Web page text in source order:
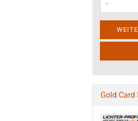
Gold